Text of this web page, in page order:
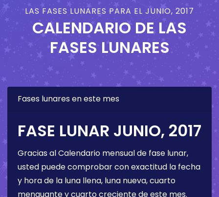
LAS FASES LUNARES PARA EL JUNIO, 2017
CALENDARIO DE LAS
FASES LUNARES
Fases lunares en este mes
FASE LUNAR JUNIO, 2017
Gracias al Calendario mensual de fase lunar,
usted puede comprobar con exactitud la fecha
y hora de la luna llena, luna nueva, cuarto
menguante y cuarto creciente de este mes.